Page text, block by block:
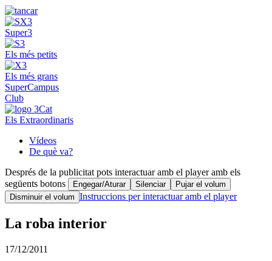
Super3
Els més petits
Els més grans
SuperCampus
Club
Els Extraordinaris
Vídeos
De què va?
Després de la publicitat pots interactuar amb el player amb els
següents botons
Engegar/Aturar Silenciar
Pujar el volum
Disminuir el volum Instruccions per interactuar amb el player
La roba interior
17/12/2011